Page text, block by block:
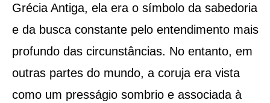
Grécia Antiga, ela era o símbolo da sabedoria
e da busca constante pelo entendimento mais
profundo das circunstâncias. No entanto, em
outras partes do mundo, a coruja era vista
como um presságio sombrio e associada à